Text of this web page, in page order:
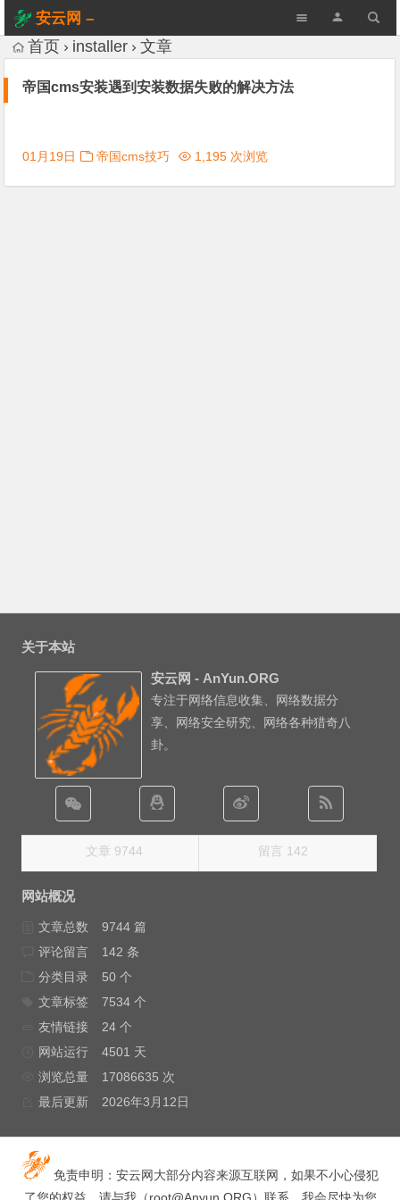
安云网 –
AnYun.ORG
首页 installer 文章
帝国cms安装遇到安装数据失败的解决方法
01月19日 帝国cms技巧 1,195 次浏览
关于本站
安云网 - AnYun.ORG
专注于网络信息收集、网络数据分
享、网络安全研究、网络各种猎奇八
卦。
文章 9744 留言 142
网站概况
文章总数
9744 篇
评论留言
142 条
分类目录
50 个
文章标签
7534 个
友情链接
24 个
网站运行
4501 天
浏览总量
17086635 次
最后更新
2026年3月12日
免责申明：安云网大部分内容来源互联网，如果不小心侵犯